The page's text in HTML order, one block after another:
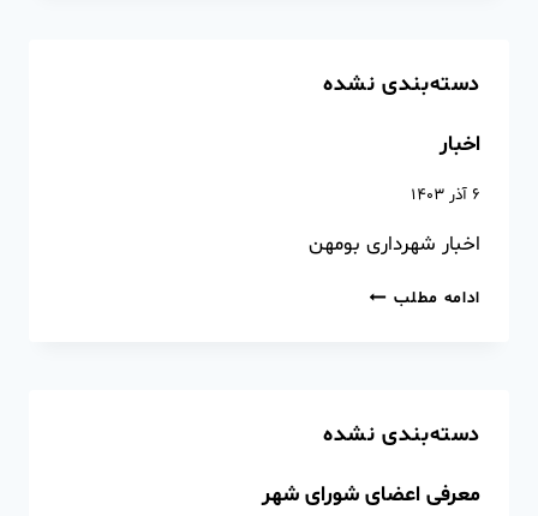
دسته‌بندی نشده
اخبار
۶ آذر ۱۴۰۳
اخبار شهرداری بومهن
ادامه مطلب
دسته‌بندی نشده
معرفی اعضای شورای شهر